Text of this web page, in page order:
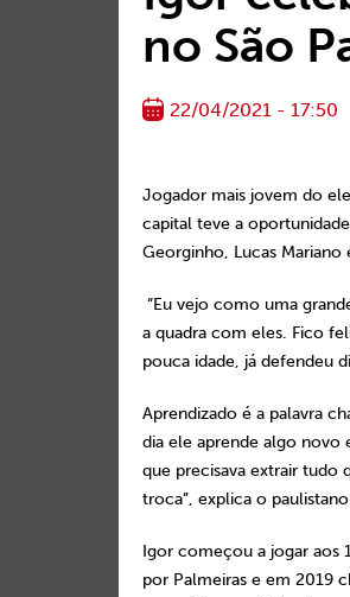
no São
22/04/2021 - 17:50
Jogador mais jovem do
capital teve a
Georginho, Lucas
“Eu vejo como uma
a quadra com eles. Fico
pouca idade, já defendeu
Aprendizado é a palavra
dia ele aprende algo novo
que precisava extrair tudo
troca”, explica o
Igor começou a jogar aos
por Palmeiras e em 2019